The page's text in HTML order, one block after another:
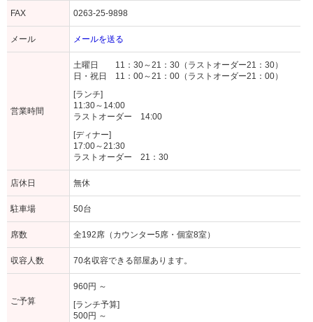
FAX 0263-25-9898
メール メールを送る
営業時間
土曜日 11：30～21：30（ラストオーダー21：30）
日・祝日 11：00～21：00（ラストオーダー21：00）
[ランチ]
11:30～14:00
ラストオーダー 14:00
[ディナー]
17:00～21:30
ラストオーダー 21：30
店休日 無休
駐車場 50台
席数 全192席（カウンター5席・個室8室）
収容人数 70名収容できる部屋あります。
ご予算
960円 ～
[ランチ予算]
500円 ～